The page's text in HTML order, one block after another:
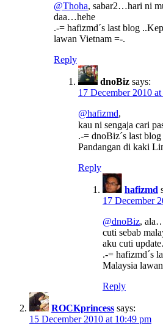
@Thoha, sabar2…hari ni
daa…hehe
.-= hafizmd´s last blog
lawan Vietnam =-.
Reply
dnoBiz says:
17 December 2010
@hafizmd,
kau ni sengaja cari
.-= dnoBiz´s last
Pandangan di kaki
Reply
hafizmd
17 December
@dnoBiz,
cuti sebab
aku cuti
.-= hafizmd´s
Malaysia
Reply
ROCKprincess says:
15 December 2010 at 10:49 pm